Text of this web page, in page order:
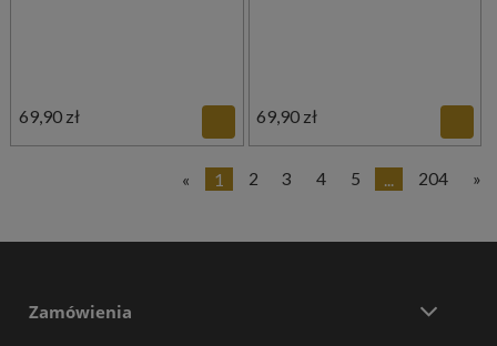
69,90 zł 69,90 zł
« 1 2 3 4 5 ... 204 »
Zamówienia